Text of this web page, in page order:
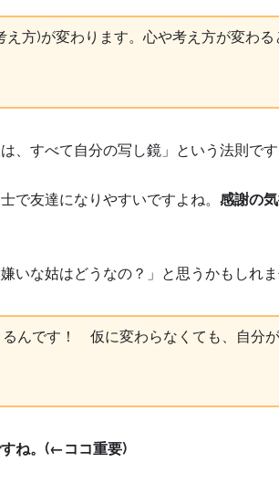
方)が変わります。心や考え方が変わ
、すべて自分の写し鏡」という法則で
で友達になりやすいですよね。 感謝の
いな姑はどうなの？」と思うかもしれ
んです！ 仮に変わらなくても、自分
ね。(←ココ重要)